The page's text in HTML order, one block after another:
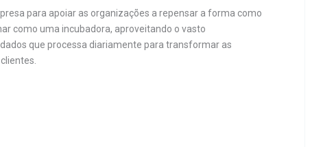
para apoiar as organizações a repensar a forma como
como uma incubadora, aproveitando o vasto
que processa diariamente para transformar as